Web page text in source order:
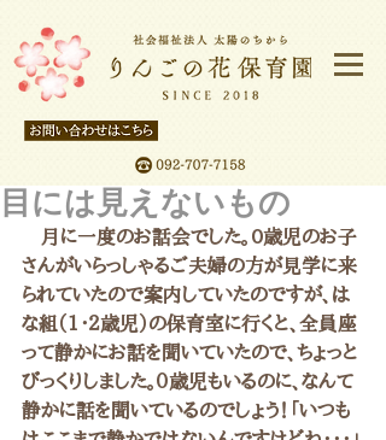
目には見えないもの
月に一度のお話会でした。0歳児のお子
さんがいらっしゃるご夫婦の方が見学に来
られていたので案内していたのですが、は
な組（1・２歳児）の保育室に行くと、全員座
って静かにお話を聞いていたので、ちょっと
びっくりしました。０歳児もいるのに、なんて
静かに話を聞いているのでしょう！「いつも